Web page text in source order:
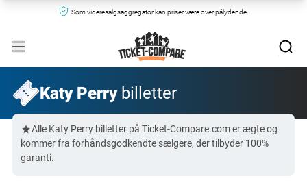
Som videresalgsaggregator kan priser være over pålydende.
Katy Perrybilletter
Alle Katy Perry billetter på Ticket-Compare.com er ægte og
kommer fra forhåndsgodkendte sælgere, der tilbyder 100%
garanti.